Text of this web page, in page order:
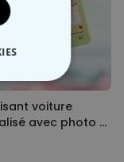
voiture
avec photo et
Lot de 2